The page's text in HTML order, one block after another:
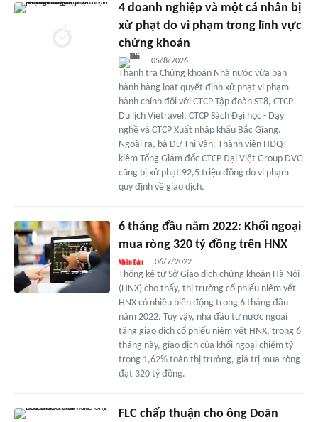
4 doanh nghiệp và một cá nhân bị
xử phạt do vi phạm trong lĩnh vực
chứng khoán
05/8/2026
Thanh tra Chứng khoán Nhà nước vừa ban
hành hàng loạt quyết định xử phạt vi phạm
hành chính đối với CTCP Tập đoàn ST8, CTCP
Du lịch Vietravel, CTCP Sách Đại học - Dạy
nghề và CTCP Xuất nhập khẩu Bắc Giang.
Ngoài ra, bà Dư Thị Vân, Thành viên HĐQT
kiêm Tổng Giám đốc CTCP Đại Việt Group DVG
cũng bị xử phạt 92,5 triệu đồng do vi phạm
quy định về giao dịch.
6 tháng đầu năm 2022: Khối ngoại
mua ròng 320 tỷ đồng trên HNX
06/7/2022
Thống kê từ Sở Giao dịch chứng khoán Hà Nội
(HNX) cho thấy, thị trường cổ phiếu niêm yết
HNX có nhiều biến động trong 6 tháng đầu
năm 2022. Tuy vậy, nhà đầu tư nước ngoài
tăng giao dịch cổ phiếu niêm yết HNX, trong 6
tháng này, giao dịch của khối ngoại chiếm tỷ
trọng 1,62% toàn thị trường, giá trị mua ròng
đạt 320 tỷ đồng.
FLC chấp thuận cho ông Doãn